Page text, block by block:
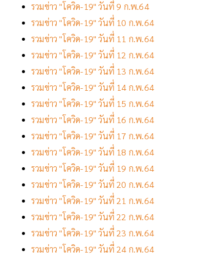
รวมข่าว "โควิด-19" วันที่ 9 ก.พ.64
รวมข่าว "โควิด-19" วันที่ 10 ก.พ.64
รวมข่าว "โควิด-19" วันที่ 11 ก.พ.64
รวมข่าว "โควิด-19" วันที่ 12 ก.พ.64
รวมข่าว "โควิด-19" วันที่ 13 ก.พ.64
รวมข่าว "โควิด-19" วันที่ 14 ก.พ.64
รวมข่าว "โควิด-19" วันที่ 15 ก.พ.64
รวมข่าว "โควิด-19" วันที่ 16 ก.พ.64
รวมข่าว "โควิด-19" วันที่ 17 ก.พ.64
รวมข่าว "โควิด-19" วันที่ 18 ก.พ.64
รวมข่าว "โควิด-19" วันที่ 19 ก.พ.64
รวมข่าว "โควิด-19" วันที่ 20 ก.พ.64
รวมข่าว "โควิด-19" วันที่ 21 ก.พ.64
รวมข่าว "โควิด-19" วันที่ 22 ก.พ.64
รวมข่าว "โควิด-19" วันที่ 23 ก.พ.64
รวมข่าว "โควิด-19" วันที่ 24 ก.พ.64